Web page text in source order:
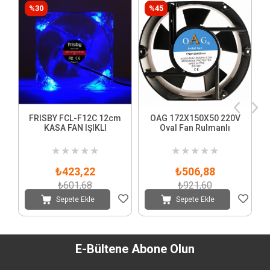
FRISBY FCL-F12C 12cm
KASA FAN IŞIKLI
★ ★ ★ ★ ★
₺423,22
₺601,68
Sepete Ekle
%30
OAG 172X150X50 220V
Oval Fan Rulmanlı
★ ★ ★ ★ ★
₺506,88
₺921,60
Sepete Ekle
%45
E-Bültene Abone Olun